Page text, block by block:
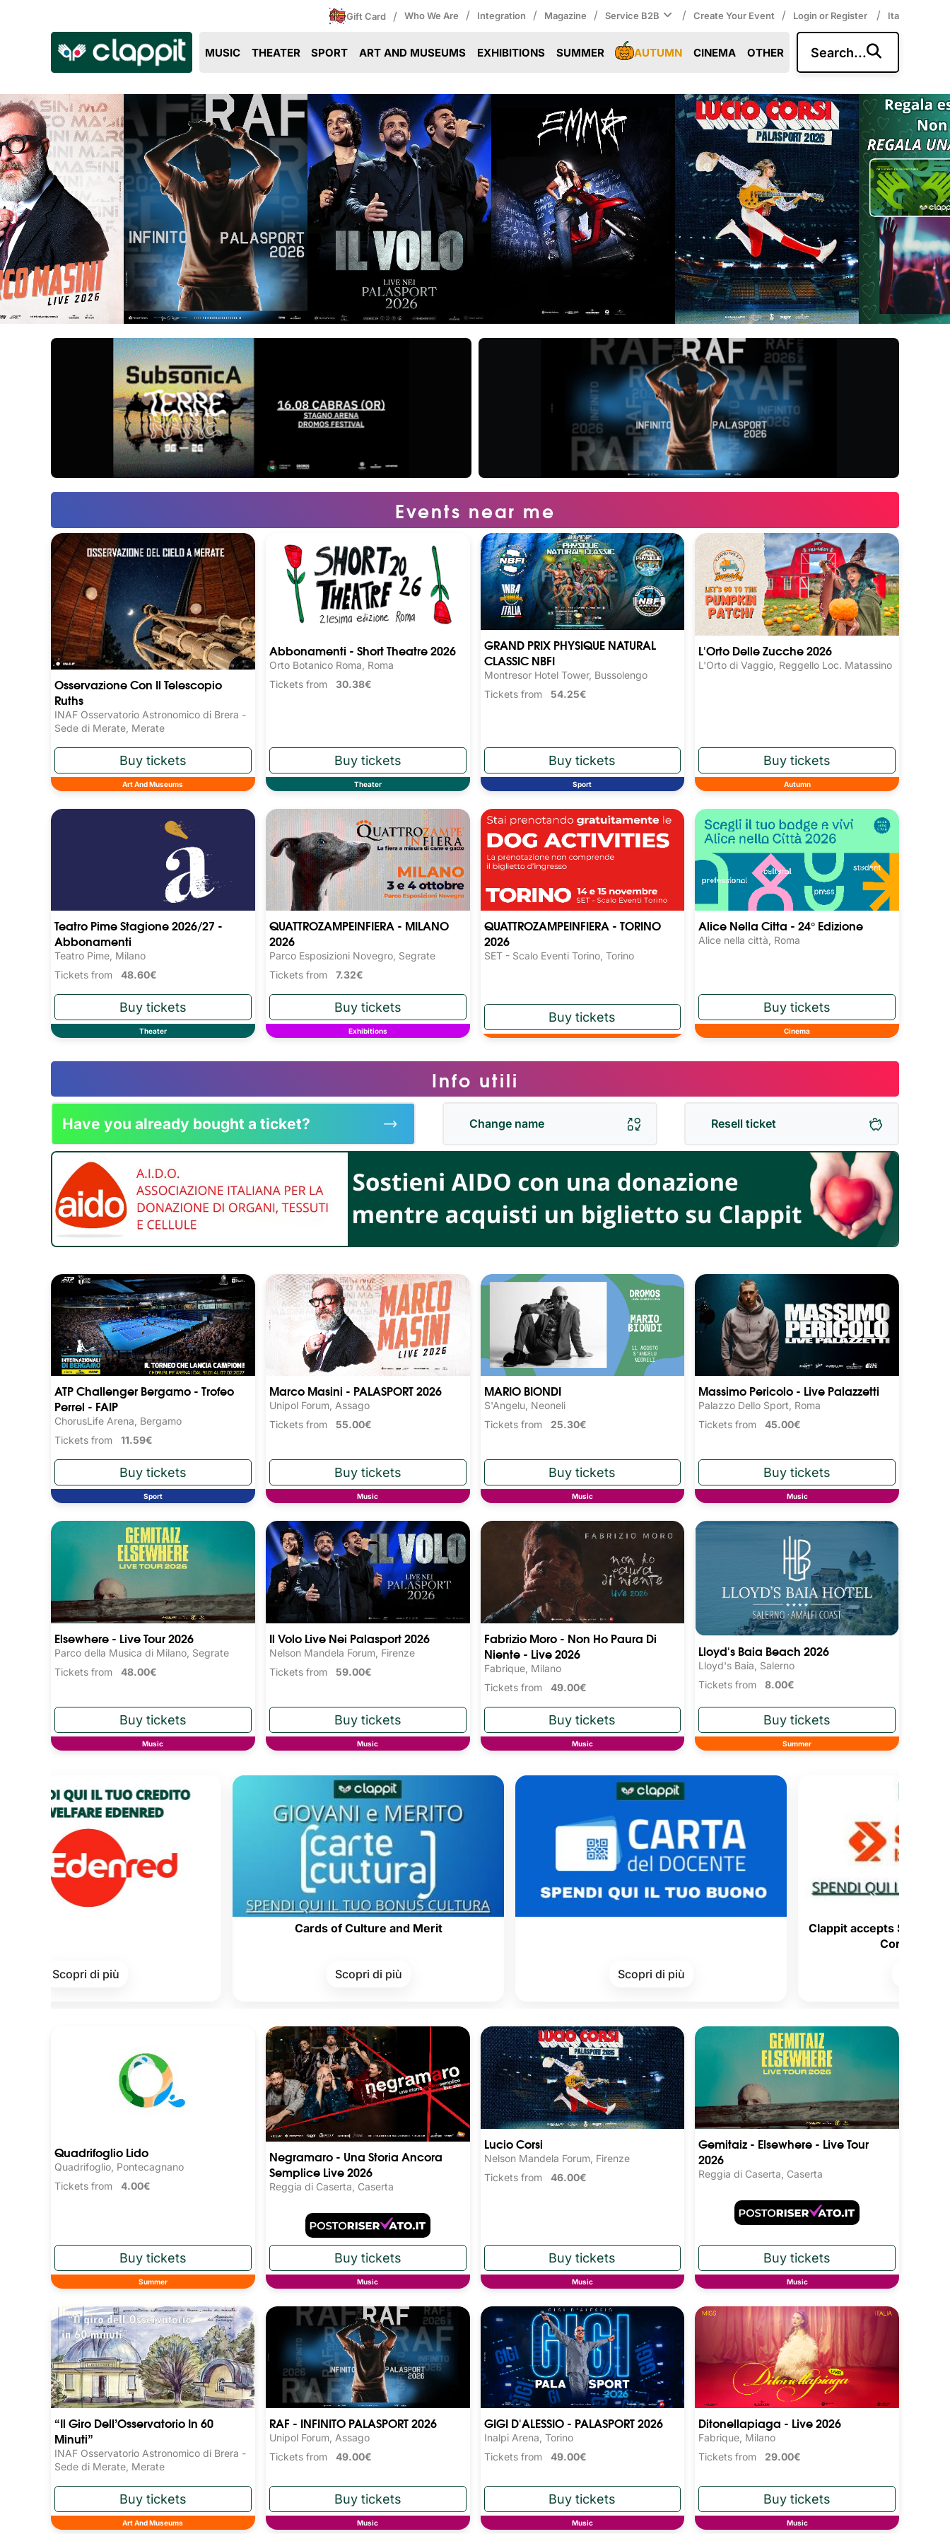
Gift Card / Who We Are / Integration / Magazine / Service B2B / Create Your Event / Login or Register / Ita
Clappit
biglietteria
MUSIC THEATER SPORT ART AND MUSEUMS EXHIBITIONS SUMMER AUTUMN CINEMA OTHER Search...
Events near me
Osservazione Con Il Telescopio
Ruths
INAF Osservatorio Astronomico di Brera -
Sede di Merate, Merate
Art And Museums
Abbonamenti - Short Theatre 2026
Orto Botanico Roma, Roma
Tickets from 30.38€
Theater
GRAND PRIX PHYSIQUE NATURAL
CLASSIC NBFI
Montresor Hotel Tower, Bussolengo
Tickets from 54.25€
Sport
L'Orto Delle Zucche 2026
L'Orto di Vaggio, Reggello Loc. Matassino
Autumn
Teatro Pime Stagione 2026/27 -
Abbonamenti
Teatro Pime, Milano
Tickets from 48.60€
Theater
QUATTROZAMPEINFIERA - MILANO
2026
Parco Esposizioni Novegro, Segrate
Tickets from 7.32€
Exhibitions
QUATTROZAMPEINFIERA - TORINO
2026
SET - Scalo Eventi Torino, Torino
Alice Nella Citta - 24° Edizione
Alice nella città, Roma
Cinema
ATP Challenger Bergamo - Trofeo
Perrel - FAIP
ChorusLife Arena, Bergamo
Tickets from 11.59€
Sport
Marco Masini - PALASPORT 2026
Unipol Forum, Assago
Tickets from 55.00€
Music
MARIO BIONDI
S'Angelu, Neoneli
Tickets from 25.30€
Music
Massimo Pericolo - Live Palazzetti
Palazzo Dello Sport, Roma
Tickets from45.00€
Music
Elsewhere - Live Tour 2026
Parco della Musica di Milano, Segrate
Tickets from 48.00€
Music
Il Volo Live Nei Palasport 2026
Nelson Mandela Forum, Firenze
Tickets from 59.00€
Music
Fabrizio Moro - Non Ho Paura Di
Niente - Live 2026
Fabrique, Milano
Tickets from 49.00€
Music
Lloyd's Baia Beach 2026
Lloyd's Baia, Salerno
Tickets from8.00€
Summer
Quadrifoglio Lido
Quadrifoglio, Pontecagnano
Tickets from 4.00€
Summer
Negramaro - Una Storia Ancora
Semplice Live 2026
Reggia di Caserta, Caserta
Music
Lucio Corsi
Nelson Mandela Forum, Firenze
Tickets from 46.00€
Music
Gemitaiz - Elsewhere - Live Tour
2026
Reggia di Caserta, Caserta
Music
“Il Giro Dell’Osservatorio In 60
Minuti”
INAF Osservatorio Astronomico di Brera -
Sede di Merate, Merate
Art And Museums
RAF - INFINITO PALASPORT 2026
Unipol Forum, Assago
Tickets from 49.00€
Music
GIGI D'ALESSIO - PALASPORT 2026
Inalpi Arena, Torino
Tickets from 49.00€
Music
Ditonellapiaga - Live 2026
Fabrique, Milano
Tickets from 29.00€
Music
Info utili
Have you already bought a ticket? Change name Resell ticket
di più
Cards of Culture and Merit
Scopri di più Scopri di più
Clappit accepts Satispay Vouchers
Corporate Welfare!